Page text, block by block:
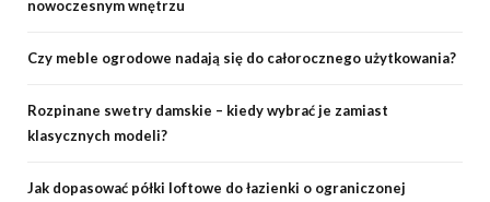
nowoczesnym wnętrzu
Czy meble ogrodowe nadają się do całorocznego użytkowania?
Rozpinane swetry damskie – kiedy wybrać je zamiast
klasycznych modeli?
Jak dopasować półki loftowe do łazienki o ograniczonej